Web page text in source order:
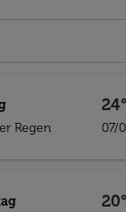
Regen
07/